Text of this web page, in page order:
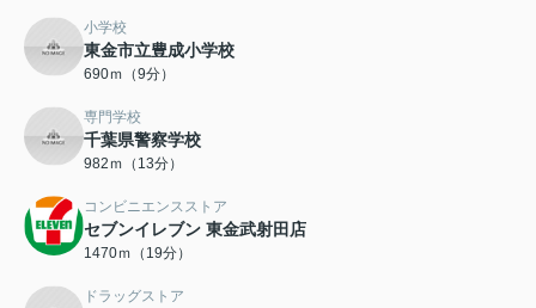
小学校
東金市立豊成小学校
690ｍ（9分）
専門学校
千葉県警察学校
982ｍ（13分）
コンビニエンスストア
セブンイレブン 東金武射田店
1470ｍ（19分）
ドラッグストア